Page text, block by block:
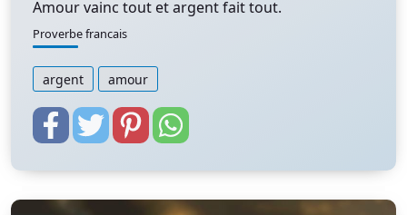
Amour vainc tout et argent fait tout.
Proverbe francais
argent amour